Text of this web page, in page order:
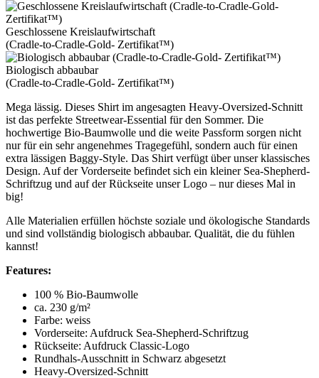
Geschlossene Kreislaufwirtschaft
(Cradle-to-Cradle-Gold- Zertifikat™)
Biologisch abbaubar
(Cradle-to-Cradle-Gold- Zertifikat™)
Mega lässig. Dieses Shirt im angesagten Heavy-Oversized-Schnitt
ist das perfekte Streetwear-Essential für den Sommer. Die
hochwertige Bio-Baumwolle und die weite Passform sorgen nicht
nur für ein sehr angenehmes Tragegefühl, sondern auch für einen
extra lässigen Baggy-Style. Das Shirt verfügt über unser klassisches
Design. Auf der Vorderseite befindet sich ein kleiner Sea-Shepherd-
Schriftzug und auf der Rückseite unser Logo – nur dieses Mal in
big!
Alle Materialien erfüllen höchste soziale und ökologische Standards
und sind vollständig biologisch abbaubar. Qualität, die du fühlen
kannst!
Features:
100 % Bio-Baumwolle
ca. 230 g/m²
Farbe: weiss
Vorderseite: Aufdruck Sea-Shepherd-Schriftzug
Rückseite: Aufdruck Classic-Logo
Rundhals-Ausschnitt in Schwarz abgesetzt
Heavy-Oversized-Schnitt